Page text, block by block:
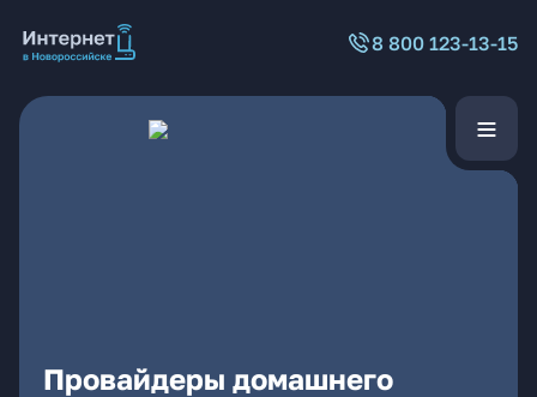
8 800 123-13-15
Провайдеры домашнего